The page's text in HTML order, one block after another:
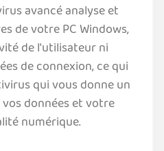
avancé analyse et
de votre PC Windows,
de l'utilisateur ni
de connexion, ce qui
qui vous donne un
données et votre
numérique.